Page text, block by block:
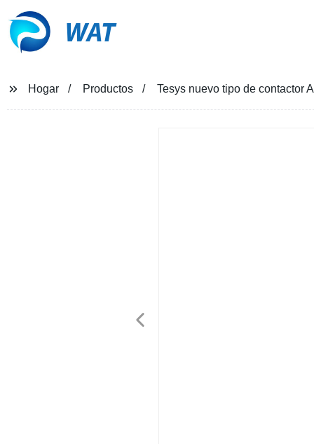
WAT
Hogar Productos Tesys nuevo tipo de contactor